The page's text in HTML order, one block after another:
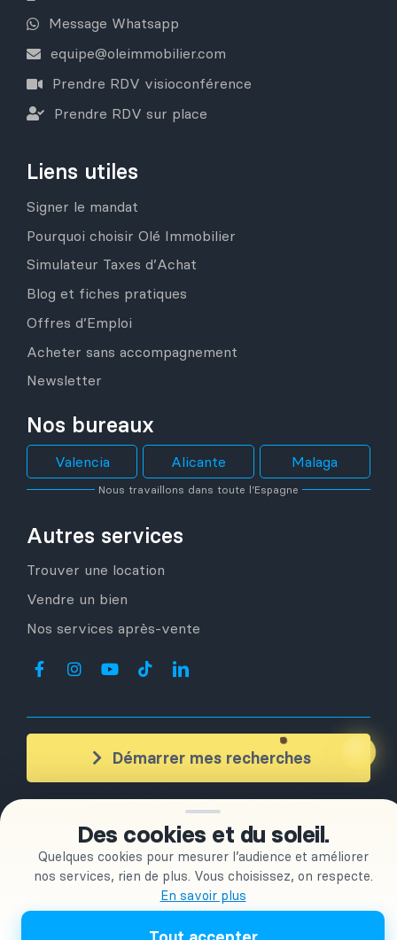
Des cookies et du soleil.
Quelques cookies pour mesurer l’audience et améliorer
nos services, rien de plus. Vous choisissez, on respecte.
En savoir plus
Message Whatsapp
equipe@oleimmobilier.com
Prendre RDV visioconférence
Prendre RDV sur place
Liens utiles
Signer le mandat
Pourquoi choisir Olé Immobilier
Simulateur Taxes d’Achat
Blog et fiches pratiques
Offres d’Emploi
Acheter sans accompagnement
Newsletter
Nos bureaux
Valencia Alicante Malaga
Nous travaillons dans toute l’Espagne
Autres services
Trouver une location
Vendre un bien
Nos services après-vente
Démarrer mes recherches
+ de 350clients accompagnés
OLESPAINEASY S.L| © Copyright 2026 |Conditions générales
d’utilisation | Confidentialité|Conditions Générales de Vente